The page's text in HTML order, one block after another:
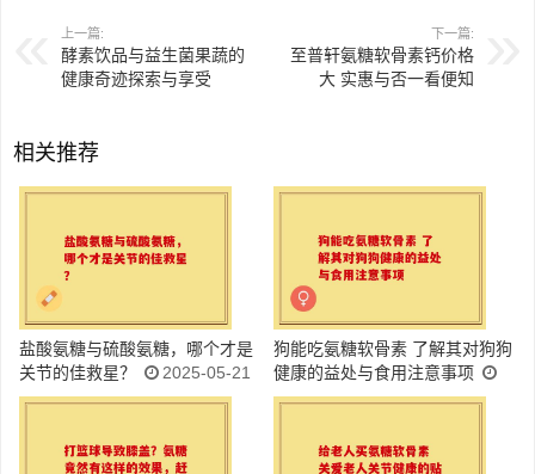
上一篇:
酵素饮品与益生菌果蔬的
健康奇迹探索与享受
下一篇:
至普轩氨糖软骨素钙价格
大 实惠与否一看便知
相关推荐
盐酸氨糖与硫酸氨糖，哪个才是
关节的佳救星？
2025-05-21
狗能吃氨糖软骨素 了解其对狗狗
健康的益处与食用注意事项
2025-05-21